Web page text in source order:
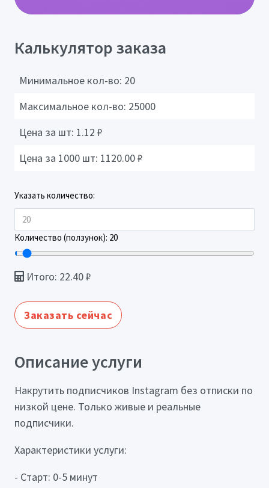
Калькулятор заказа
Минимальное кол-во: 20
Максимальное кол-во: 25000
Цена за шт: 1.12 ₽
Цена за 1000 шт: 1120.00₽
Указать количество:
Количество (ползунок): 20
Итого: 22.40₽
Заказать сейчас
Описание услуги
Накрутить подписчиков Instagram без отписки по
низкой цене. Только живые и реальные
подписчики.
Характеристики услуги:
- Старт: 0-5 минут